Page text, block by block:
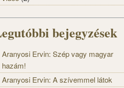
bejegyzések
Aranyosi Ervin: Szép vagy magyar
hazám!
Aranyosi Ervin: A szívemmel látok